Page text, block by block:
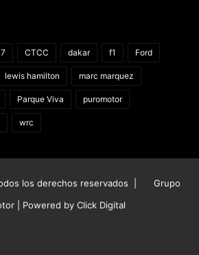
CTCC dakar f1 Ford
lewis hamilton marc marquez
Parque Viva puromotor
wrc
los derechos reservados |
Grupo
| Powered by Click Digital